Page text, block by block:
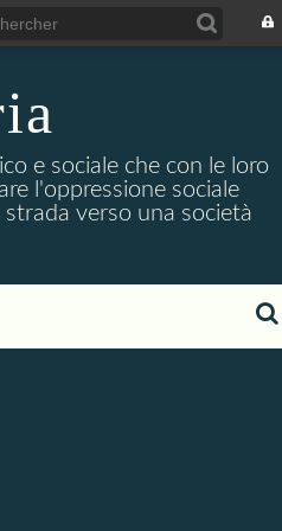
e sociale che con le loro
l'oppressione sociale
verso una società